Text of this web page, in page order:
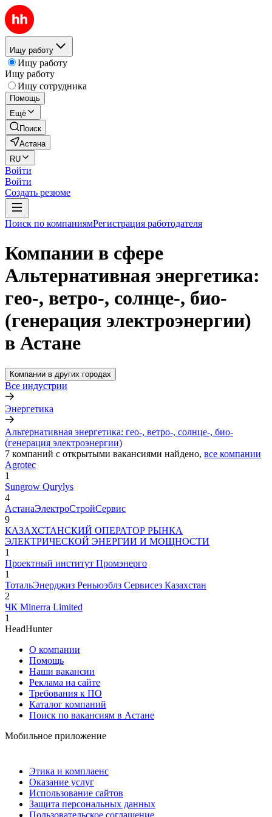
Ищу работу
Ищу работу
Ищу работу
Ищу сотрудника
Помощь
Ещё
Поиск
Астана
RU
Войти
Войти
Создать резюме
Поиск по компаниямРегистрация работодателя
Компании в сфере
Альтернативная энергетика:
гео-, ветро-, солнце-, био-
(генерация электроэнергии)
в Астане
Компании в других городах
Все индустрии
Энергетика
Альтернативная энергетика: гео-, ветро-, солнце-, био-
(генерация электроэнергии)
7 компаний с открытыми вакансиями найдено, все компании
Agrotec
1
Sungrow Qurylys
4
АстанаЭлектроСтройСервис
9
КАЗАХСТАНСКИЙ ОПЕРАТОР РЫНКА
ЭЛЕКТРИЧЕСКОЙ ЭНЕРГИИ И МОЩНОСТИ
1
Проектный институт Промэнерго
1
ТотальЭнерджиз Реньюэблз Сервисез Казахстан
2
ЧК Minerra Limited
1
HeadHunter
О компании
Помощь
Наши вакансии
Реклама на сайте
Требования к ПО
Каталог компаний
Поиск по вакансиям в Астане
Мобильное приложение
Этика и комплаенс
Оказание услуг
Использование сайтов
Защита персональных данных
Пользовательское соглашение